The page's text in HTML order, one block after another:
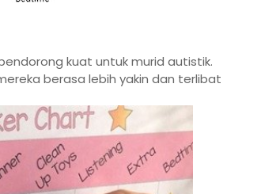
kuat untuk murid autistik.
berasa lebih yakin dan terlibat